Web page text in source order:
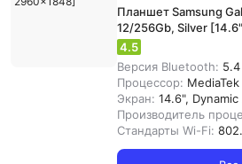
Планшет Samsung
12/256Gb, Silver
2960x1848]
4.5
Версия Bluetooth: 5.4
Процессор:
Экран: 14.6",
Производитель
Стандарты Wi-Fi: